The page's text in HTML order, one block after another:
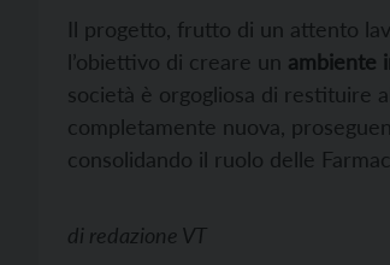
Il progetto, frutto di un attento
l’obiettivo di creare un ambiente
società è orgogliosa di restituire
completamente nuova,
consolidando il ruolo delle
di redazione VT